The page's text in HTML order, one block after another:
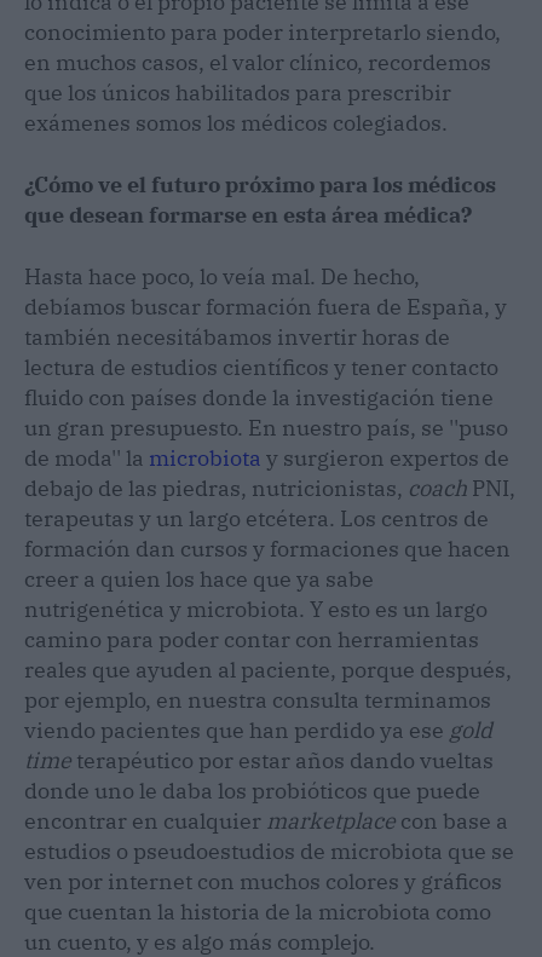
conocimiento para poder interpretarlo siendo,
en muchos casos, el valor clínico, recordemos
que los únicos habilitados para prescribir
exámenes somos los médicos colegiados.
¿Cómo ve el futuro próximo para los médicos
que desean formarse en esta área médica?
Hasta hace poco, lo veía mal. De hecho,
debíamos buscar formación fuera de España, y
también necesitábamos invertir horas de
lectura de estudios científicos y tener contacto
fluido con países donde la investigación tiene
un gran presupuesto. En nuestro país, se ''puso
de moda'' la microbiota y surgieron expertos de
debajo de las piedras, nutricionistas, coach PNI,
terapeutas y un largo etcétera. Los centros de
formación dan cursos y formaciones que hacen
creer a quien los hace que ya sabe
nutrigenética y microbiota. Y esto es un largo
camino para poder contar con herramientas
reales que ayuden al paciente, porque después,
por ejemplo, en nuestra consulta terminamos
viendo pacientes que han perdido ya ese gold
time terapéutico por estar años dando vueltas
donde uno le daba los probióticos que puede
encontrar en cualquier marketplace con base a
estudios o pseudoestudios de microbiota que se
ven por internet con muchos colores y gráficos
que cuentan la historia de la microbiota como
un cuento, y es algo más complejo.